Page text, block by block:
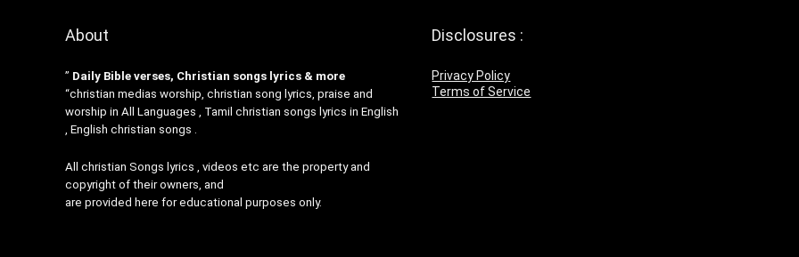
About
” Daily Bible verses, Christian songs lyrics & more
“christian medias worship, christian song lyrics, praise and
worship in All Languages , Tamil christian songs lyrics in English
, English christian songs .
All christian Songs lyrics , videos etc are the property and
copyright of their owners, and
are provided here for educational purposes only.
Disclosures :
Privacy Policy
Terms of Service